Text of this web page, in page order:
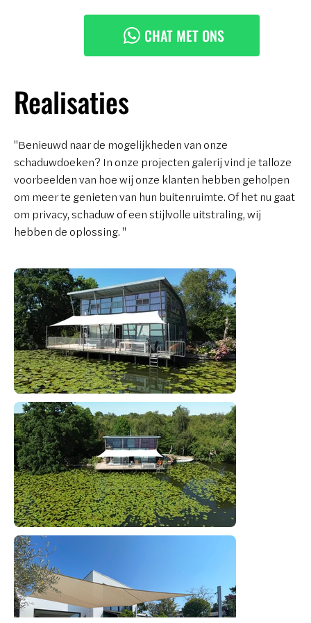
CHAT MET ONS
Realisaties
"Benieuwd naar de mogelijkheden van onze
schaduwdoeken? In onze projecten galerij vind je talloze
voorbeelden van hoe wij onze klanten hebben geholpen
om meer te genieten van hun buitenruimte. Of het nu gaat
om privacy, schaduw of een stijlvolle uitstraling, wij
hebben de oplossing. "